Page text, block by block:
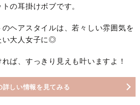
の耳掛けボブです。
ヘアスタイルは、若々しい雰囲気を
い大人女子に◎
ば、すっきり見えも叶いますよ！
詳しい情報を見てみる